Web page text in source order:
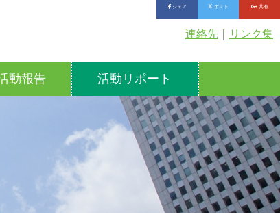
シェア ポスト 共有
連絡先 リンク集
動報告 活動リポート